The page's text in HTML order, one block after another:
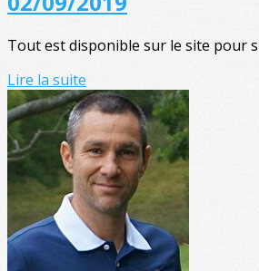
Tout est disponible sur le site pour
Lire la suite